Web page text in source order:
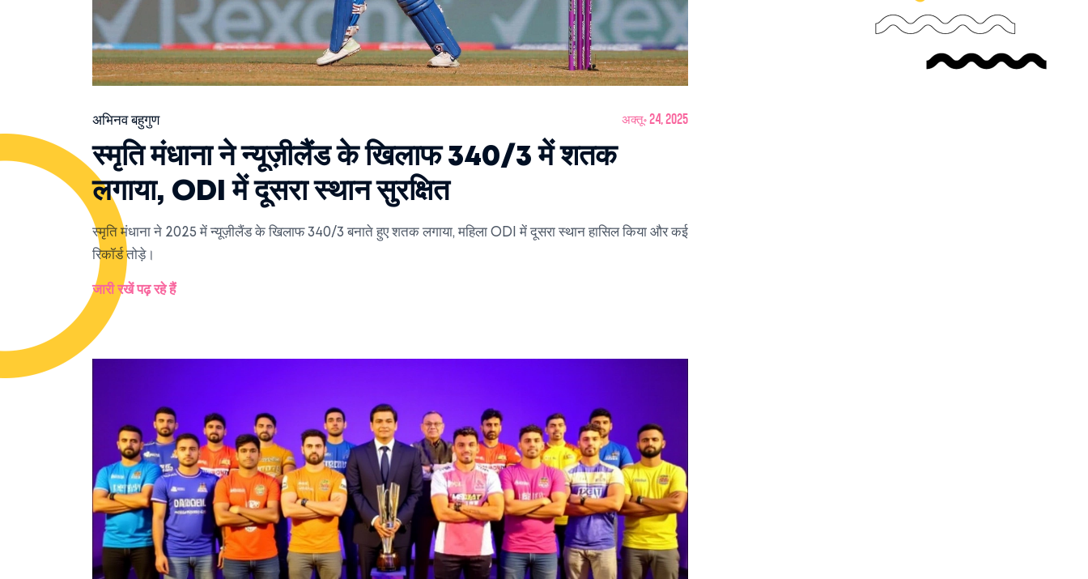
अभिनव बहुगुण अक्तू॰ 24, 2025
स्मृति मंधाना ने न्यूज़ीलैंड के खिलाफ 340/3 में शतक
लगाया, ODI में दूसरा स्थान सुरक्षित
स्मृति मंधाना ने 2025 में न्यूज़ीलैंड के खिलाफ 340/3 बनाते हुए शतक लगाया, महिला ODI में दूसरा स्थान हासिल किया और कई
रिकॉर्ड तोड़े।
जारी रखें पढ़ रहे हैं